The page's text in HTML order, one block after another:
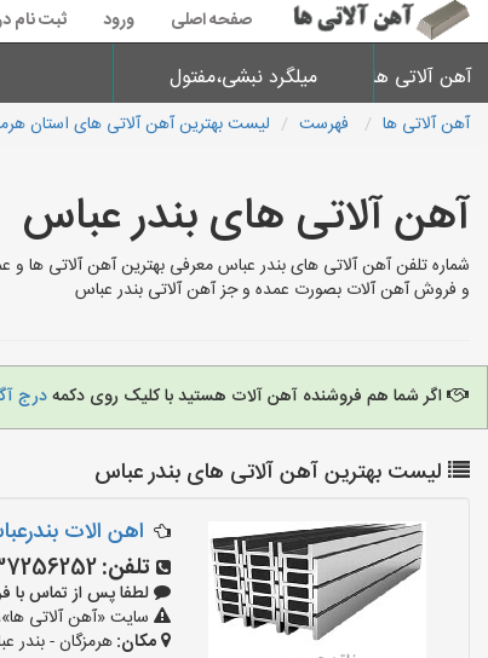
صفحه اصلی ورود ثبت نام
آهن آلاتی ها میلگرد نبشی،مفتول
آهن آلاتی ها فهرست لیست بهترین آهن آلاتی های استان
آهن آلاتی های بندر عباس
شماره تلفن آهن آلاتی های بندر عباس معرفی بهترین آهن آلاتی ها
و فروش آهن آلات بصورت عمده و جز آهن آلاتی بندر عباس
اگر شما هم فروشنده آهن آلات هستید با کلیک روی دکمهدرج
لیست بهترین آهن آلاتی های بندر عباس
اهن الات
تلفن:
لطفا پس از تماس با
سایت «آهن آلاتی
مکان:هرمزگان - بندر